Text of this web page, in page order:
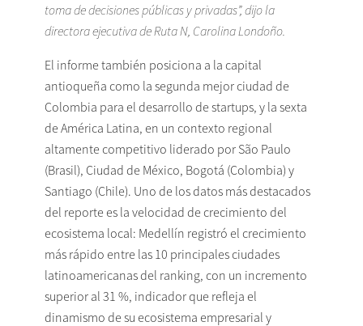
toma de decisiones públicas y privadas”, dijo la
directora ejecutiva de Ruta N, Carolina Londoño.
El informe también posiciona a la capital
antioqueña como la segunda mejor ciudad de
Colombia para el desarrollo de startups, y la sexta
de América Latina, en un contexto regional
altamente competitivo liderado por São Paulo
(Brasil), Ciudad de México, Bogotá (Colombia) y
Santiago (Chile). Uno de los datos más destacados
del reporte es la velocidad de crecimiento del
ecosistema local: Medellín registró el crecimiento
más rápido entre las 10 principales ciudades
latinoamericanas del ranking, con un incremento
superior al 31 %, indicador que refleja el
dinamismo de su ecosistema empresarial y